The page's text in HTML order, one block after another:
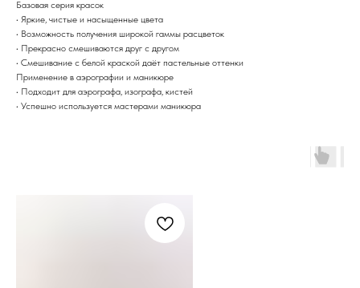
Базовая серия красок
• Яркие, чистые и насыщенные цвета
• Возможность получения широкой гаммы расцветок
• Прекрасно смешиваются друг с другом
• Смешивание с белой краской даёт пастельные оттенки
Применение в аэрографии и маникюре
• Подходит для аэрографа, изографа, кистей
• Успешно используется мастерами маникюра